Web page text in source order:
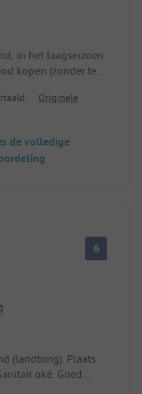
investeringen en
in het laagseizoen
kopen (zonder te
Originele
de volledige
6
(landtong). Plaats
oké. Goed